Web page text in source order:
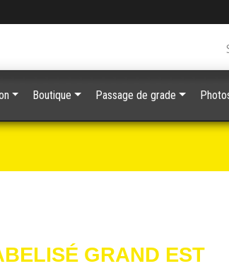
GRAND EST
Boutique Passage de grade